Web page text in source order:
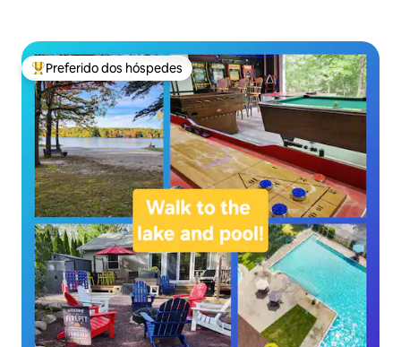
Entre os melhores preferidos dos hóspedes
Preferido dos hóspedes